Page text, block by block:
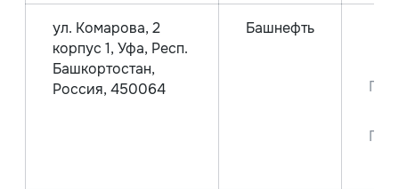
ул. Комарова, 2
корпус 1, Уфа, Респ.
Башкортостан,
Россия, 450064
Башнефть